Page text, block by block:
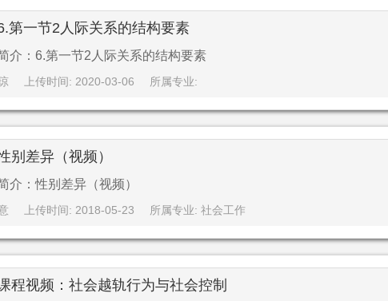
第一节2人际关系的结构要素
介：6.第一节2人际关系的结构要素
上传时间: 2020-03-06 所属专业:
别差异（视频）
介：性别差异（视频）
上传时间: 2018-05-23 所属专业: 社会工作
程视频：社会越轨行为与社会控制